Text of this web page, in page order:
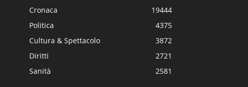
Cronaca
19444
Politica
4375
Cultura & Spettacolo
3872
Diritti
2721
Sanità
2581